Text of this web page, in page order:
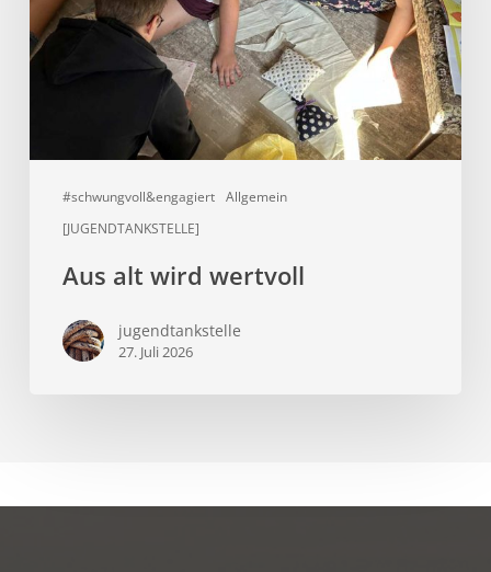
#schwungvoll&engagiert Allgemein
[JUGENDTANKSTELLE]
Aus alt wird wertvoll
jugendtankstelle
27. Juli 2026